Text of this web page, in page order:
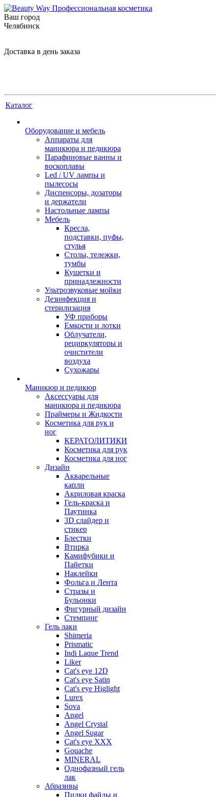
Ваш город
Челябинск
Доставка в день заказа
Каталог
Оборудование и мебель
Аппараты для
маникюра и педикюра
Парафиновые ванны и
воскоплавы
Led / UV лампы и
пылесосы
Диспенсоры, дозаторы
и держатели
Настольные лампы
Мебель
Кресла,
подставки, пуфы,
стулья
Столы, тележки,
тумбы
Кушетки и
принадлежности
Ультрозвуковые мойки
Дезинфекция и
стерилизация
УФ приборы
Емкости и лотки
Облучатели,
рециркуляторы и
очистители
воздуха
Сухожары
Маникюр и педикюр
Аксессуары для
маникюра и педикюра
Праймеры и Жидкости
Косметика для рук и
ног
КЕРАТОЛИТИКИ
Косметика для рук
Косметика для ног
Дизайн
Акварельные
капли
Акриловая краска
Гель-краска и
Паутинка
3D слайдер и
стикер
Блестки
Втирка
Камифубики и
Пайетки
Наклейки
Фольга и Лента
Стразы и
Бульонки
Фигурный дизайн
Стемпинг
Гель лаки
Shimeria
Prismatic
Indi Laque Trend
Liker
Cat's eye 12D
Cat's eye Satin
Cat's eye Higlight
Lurex
Sova
Angel
Angel Crystal
Angel Sugar
Cat's eye XXX
Gouache
MINERAL
Однофазный гель
лак
Абразивы
Пилки файлы и